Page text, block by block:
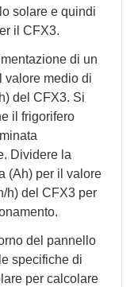
solare e quindi
il CFX3.
di un
valore medio di
del CFX3. Si
il frigorifero
Dividere la
(Ah) per il valore
h) del CFX3 per
del pannello
specifiche di
per calcolare